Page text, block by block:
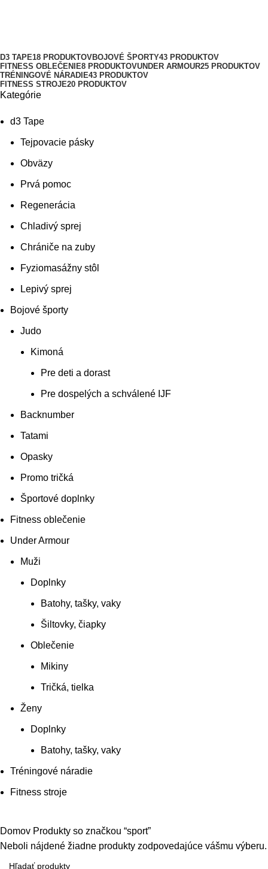
D3 TAPE18 PRODUKTOVBOJOVÉ ŠPORTY43 PRODUKTOV
FITNESS OBLEČENIE8 PRODUKTOVUNDER ARMOUR25 PRODUKTOV
TRÉNINGOVÉ NÁRADIE43 PRODUKTOV
FITNESS STROJE20 PRODUKTOV
Kategórie
d3 Tape
Tejpovacie pásky
Obväzy
Prvá pomoc
Regenerácia
Chladivý sprej
Chrániče na zuby
Fyziomasážny stôl
Lepivý sprej
Bojové športy
Judo
Kimoná
Pre deti a dorast
Pre dospelých a schválené IJF
Backnumber
Tatami
Opasky
Promo tričká
Športové doplnky
Fitness oblečenie
Under Armour
Muži
Doplnky
Batohy, tašky, vaky
Šiltovky, čiapky
Oblečenie
Mikiny
Tričká, tielka
Ženy
Doplnky
Batohy, tašky, vaky
Tréningové náradie
Fitness stroje
Domov Produkty so značkou “sport”
Neboli nájdené žiadne produkty zodpovedajúce vášmu výberu.